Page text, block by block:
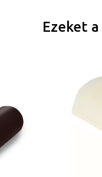
Ezeket